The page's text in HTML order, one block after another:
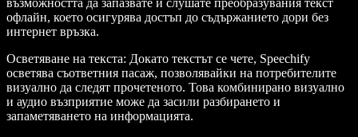
офлайн, което осигурява достъп до съдържанието дори без
интернет връзка.
Осветяване на текста: Докато текстът се чете, Speechify
осветява съответния пасаж, позволявайки на потребителите
визуално да следят прочетеното. Това комбинирано визуално
и аудио възприятие може да засили разбирането и
запаметяването на информацията.